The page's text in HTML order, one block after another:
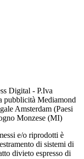
Digital - P.Iva
pubblicità Mediamond
Amsterdam (Paesi
Monzese (MI)
e/o riprodotti è
di sistemi di
divieto espresso di